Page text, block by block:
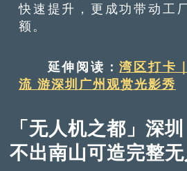
快速提升，更成功带动工
额。
延伸阅读：湾区打卡
流 游深圳广州观赏光影秀
「无人机之都」深
不出南山可造完整